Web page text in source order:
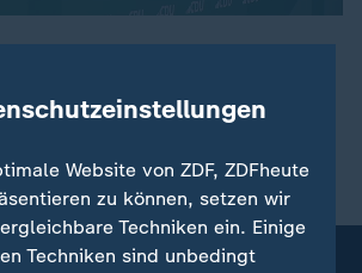
auf ihrem Parteitag um
den eigenen Reihen. Umstrittenen
Rente oder Teilzeitarbeit wurde nur
Website von ZDF, ZDFheute
zu können, setzen wir
Techniken ein. Einige
Techniken sind unbedingt